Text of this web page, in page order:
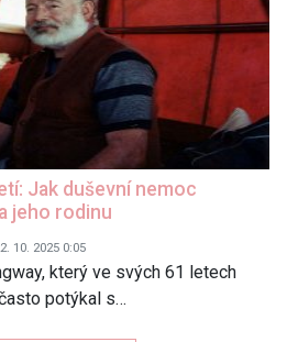
Jak duševní nemoc
jeho rodinu
10. 2025 0:05
který ve svých 61 letech
potýkal s…